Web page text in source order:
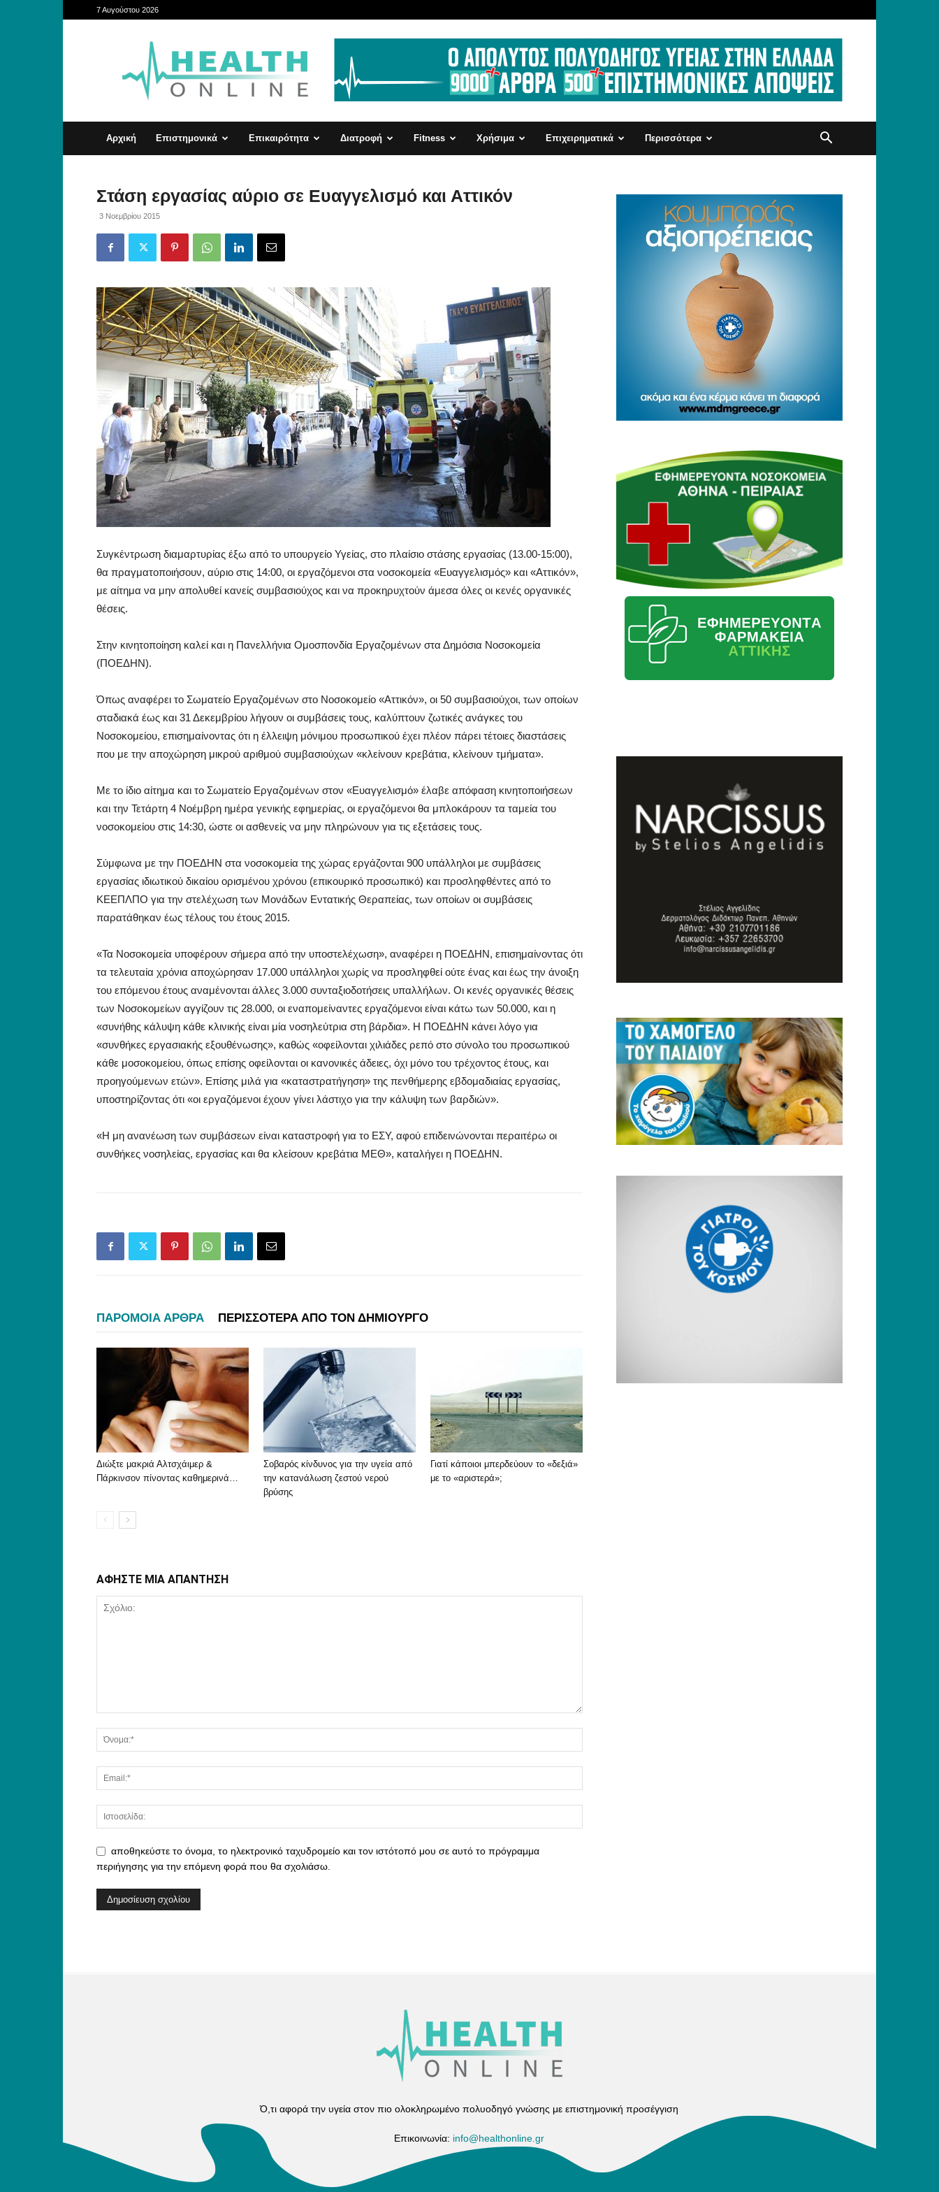
7 Αυγούστου 2026
HealthOnline
Αρχική Επιστημονικά Επικαιρότητα Διατροφή Fitness Χρήσιμα Επιχειρηματικά Περισσότερα
Στάση εργασίας αύριο σε Ευαγγελισμό και Αττικόν
3 Νοεμβρίου 2015
Συγκέντρωση διαμαρτυρίας έξω από το υπουργείο Υγείας, στο πλαίσιο στάσης εργασίας (13.00-15:00),
θα πραγματοποιήσουν, αύριο στις 14:00, οι εργαζόμενοι στα νοσοκομεία «Ευαγγελισμός» και «Αττικόν»,
με αίτημα να μην απολυθεί κανείς συμβασιούχος και να προκηρυχτούν άμεσα όλες οι κενές οργανικές
θέσεις.
Στην κινητοποίηση καλεί και η Πανελλήνια Ομοσπονδία Εργαζομένων στα Δημόσια Νοσοκομεία
(ΠΟΕΔΗΝ).
Όπως αναφέρει το Σωματείο Εργαζομένων στο Νοσοκομείο «Αττικόν», οι 50 συμβασιούχοι, των οποίων
σταδιακά έως και 31 Δεκεμβρίου λήγουν οι συμβάσεις τους, καλύπτουν ζωτικές ανάγκες του
Νοσοκομείου, επισημαίνοντας ότι η έλλειψη μόνιμου προσωπικού έχει πλέον πάρει τέτοιες διαστάσεις
που με την αποχώρηση μικρού αριθμού συμβασιούχων «κλείνουν κρεβάτια, κλείνουν τμήματα».
Με το ίδιο αίτημα και το Σωματείο Εργαζομένων στον «Ευαγγελισμό» έλαβε απόφαση κινητοποιήσεων
και την Τετάρτη 4 Νοέμβρη ημέρα γενικής εφημερίας, οι εργαζόμενοι θα μπλοκάρουν τα ταμεία του
νοσοκομείου στις 14:30, ώστε οι ασθενείς να μην πληρώνουν για τις εξετάσεις τους.
Σύμφωνα με την ΠΟΕΔΗΝ στα νοσοκομεία της χώρας εργάζονται 900 υπάλληλοι με συμβάσεις
εργασίας ιδιωτικού δικαίου ορισμένου χρόνου (επικουρικό προσωπικό) και προσληφθέντες από το
ΚΕΕΠΛΠΟ για την στελέχωση των Μονάδων Εντατικής Θεραπείας, των οποίων οι συμβάσεις
παρατάθηκαν έως τέλους του έτους 2015.
«Τα Νοσοκομεία υποφέρουν σήμερα από την υποστελέχωση», αναφέρει η ΠΟΕΔΗΝ, επισημαίνοντας ότι
τα τελευταία χρόνια αποχώρησαν 17.000 υπάλληλοι χωρίς να προσληφθεί ούτε ένας και έως την άνοιξη
του επόμενου έτους αναμένονται άλλες 3.000 συνταξιοδοτήσεις υπαλλήλων. Οι κενές οργανικές θέσεις
των Νοσοκομείων αγγίζουν τις 28.000, οι εναπομείναντες εργαζόμενοι είναι κάτω των 50.000, και η
«συνήθης κάλυψη κάθε κλινικής είναι μία νοσηλεύτρια στη βάρδια». Η ΠΟΕΔΗΝ κάνει λόγο για
«συνθήκες εργασιακής εξουθένωσης», καθώς «οφείλονται χιλιάδες ρεπό στο σύνολο του προσωπικού
κάθε μοσοκομείου, όπως επίσης οφείλονται οι κανονικές άδειες, όχι μόνο του τρέχοντος έτους, και
προηγούμενων ετών». Επίσης μιλά για «καταστρατήγηση» της πενθήμερης εβδομαδιαίας εργασίας,
υποστηρίζοντας ότι «οι εργαζόμενοι έχουν γίνει λάστιχο για την κάλυψη των βαρδιών».
«Η μη ανανέωση των συμβάσεων είναι καταστροφή για το ΕΣΥ, αφού επιδεινώνονται περαιτέρω οι
συνθήκες νοσηλείας, εργασίας και θα κλείσουν κρεβάτια ΜΕΘ», καταλήγει η ΠΟΕΔΗΝ.
ΠΑΡΟΜΟΙΑ ΑΡΘΡΑ ΠΕΡΙΣΣΟΤΕΡΑ ΑΠΟ ΤΟΝ ΔΗΜΙΟΥΡΓΟ
Διώξτε μακριά Αλτσχάιμερ &
Πάρκινσον πίνοντας καθημερινά…
Σοβαρός κίνδυνος για την υγεία από
την κατανάλωση ζεστού νερού
βρύσης
Γιατί κάποιοι μπερδεύουν το «δεξιά»
με το «αριστερά»;
ΑΦΗΣΤΕ ΜΙΑ ΑΠΑΝΤΗΣΗ
αποθηκεύστε το όνομα, το ηλεκτρονικό ταχυδρομείο και τον ιστότοπό μου σε αυτό το πρόγραμμα
περιήγησης για την επόμενη φορά που θα σχολιάσω.
Ό,τι αφορά την υγεία στον πιο ολοκληρωμένο πολυοδηγό γνώσης με επιστημονική προσέγγιση
Επικοινωνία: info@healthonline.gr